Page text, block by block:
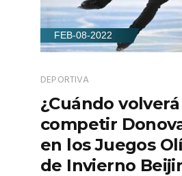
FEB-08-2022
DEPORTIVA
¿Cuándo volverá
competir
en los Juegos
de Invierno